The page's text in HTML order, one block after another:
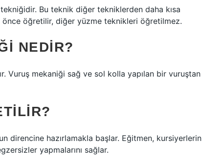
Bu teknik diğer tekniklerden daha kısa
öğretilir, diğer yüzme teknikleri öğretilmez.
NEDIR?
Vuruş mekaniği sağ ve sol kolla yapılan bir vuruştan
direncine hazırlamakla başlar. Eğitmen, kursiyerlerin
yapmalarını sağlar.